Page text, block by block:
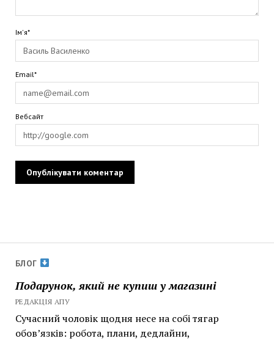
БЛОГ
Подарунок, який не купиш у магазині
РЕДАКЦІЯ АПУ
Сучасний чоловік щодня несе на собі тягар
обов’язків: робота, плани, дедлайни,
Ім'я*
Email*
Вебсайт